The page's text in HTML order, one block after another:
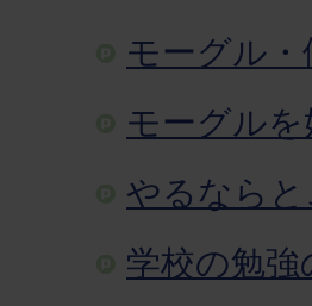
モーグル
モーグル
やるなら
学校の勉強